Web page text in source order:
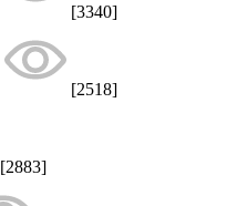
[3340]
[2518]
[2883]